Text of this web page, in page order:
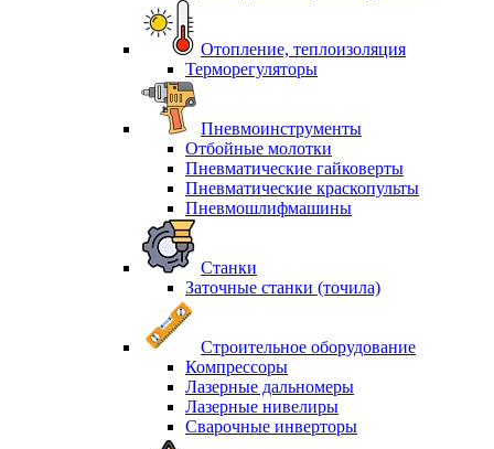
Отопление, теплоизоляция
Терморегуляторы
Пневмоинструменты
Отбойные молотки
Пневматические гайковерты
Пневматические краскопульты
Пневмошлифмашины
Станки
Заточные станки (точила)
Строительное оборудование
Компрессоры
Лазерные дальномеры
Лазерные нивелиры
Сварочные инверторы